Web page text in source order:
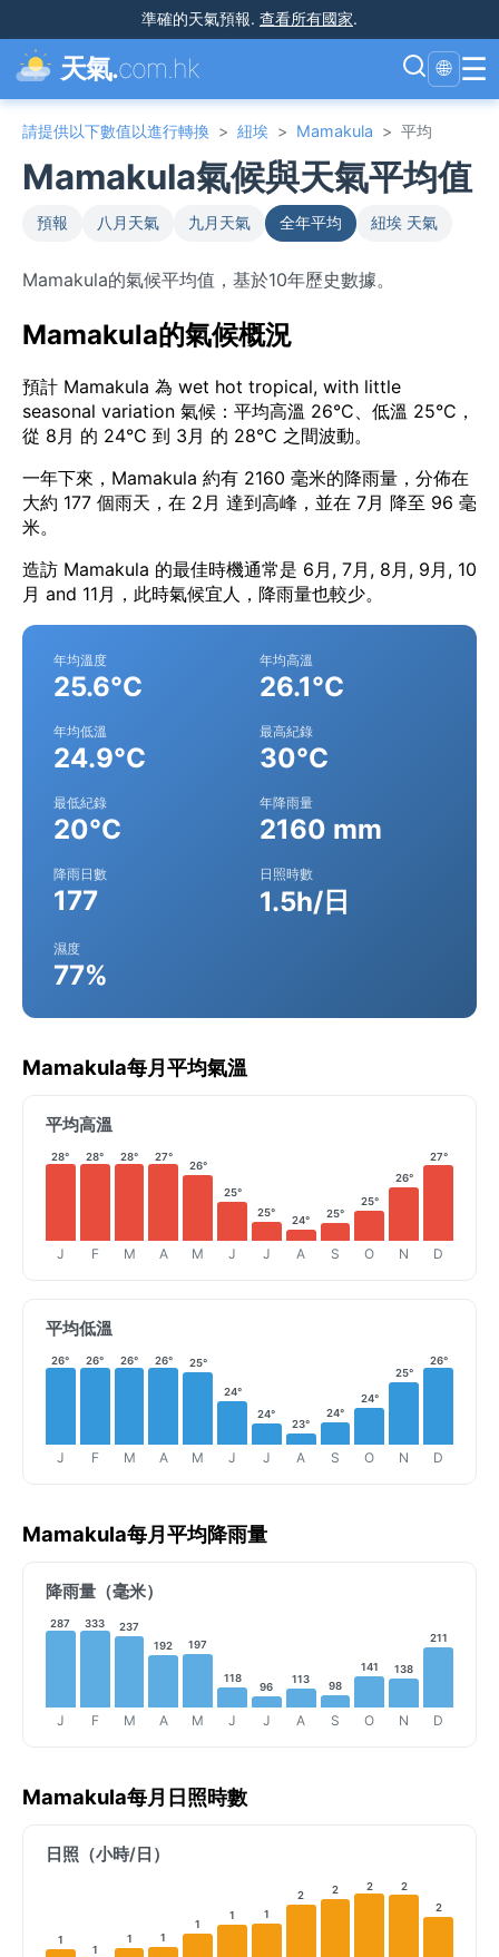
準確的天氣預報. 查看所有國家.
天氣.com.hk 🌐 ☰
請提供以下數值以進行轉換 > 紐埃 > Mamakula > 平均
Mamakula氣候與天氣平均值
預報 八月天氣 九月天氣 全年平均 紐埃 天氣
Mamakula的氣候平均值，基於10年歷史數據。
Mamakula的氣候概況
預計 Mamakula 為 wet hot tropical, with little
seasonal variation 氣候：平均高溫 26°C、低溫 25°C，
從 8月 的 24°C 到 3月 的 28°C 之間波動。
一年下來，Mamakula 約有 2160 毫米的降雨量，分佈在
大約 177 個雨天，在 2月 達到高峰，並在 7月 降至 96 毫
米。
造訪 Mamakula 的最佳時機通常是 6月, 7月, 8月, 9月, 10
月 and 11月，此時氣候宜人，降雨量也較少。
年均溫度
25.6°C
年均高溫
26.1°C
年均低溫
24.9°C
最高紀錄
30°C
最低紀錄
20°C
年降雨量
2160 mm
降雨日數
177
日照時數
1.5h/日
濕度
77%
Mamakula每月平均氣溫
平均高溫
28°
J
28°
F
28°
M
27°
A
26°
M
25°
J
25°
J
24°
A
25°
S
25°
O
26°
N
27°
D
平均低溫
26°
J
26°
F
26°
M
26°
A
25°
M
24°
J
24°
J
23°
A
24°
S
24°
O
25°
N
26°
D
Mamakula每月平均降雨量
降雨量（毫米）
287
J
333
F
237
M
192
A
197
M
118
J
96
J
113
A
98
S
141
O
138
N
211
D
Mamakula每月日照時數
日照（小時/日）
1
1
1 1
1
1 1
2 2 2 2
2